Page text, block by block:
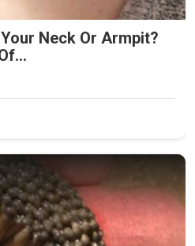
Neck Or Armpit?